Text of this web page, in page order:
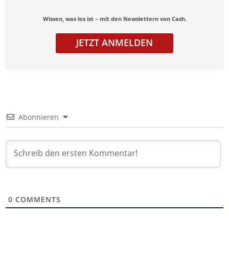
Wissen, was los ist – mit den Newslettern von Cash.
JETZT ANMELDEN
Abonnieren
0 COMMENTS